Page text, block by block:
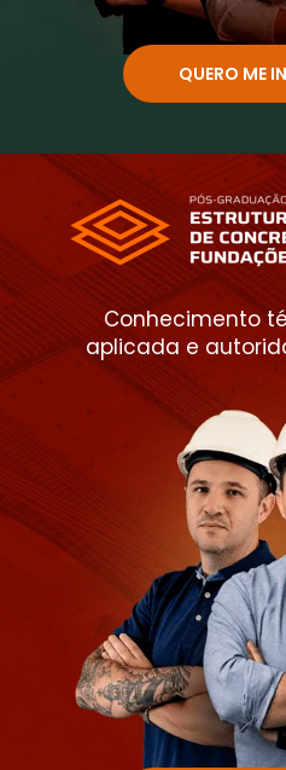
QUERO ME
Conhecimento
aplicada e